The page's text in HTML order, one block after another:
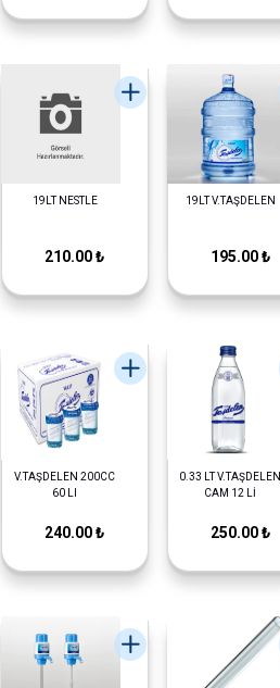
19LT NESTLE
210.00 ₺
19LT V.TAŞDELEN
195.00 ₺
V.TAŞDELEN 200CC
60 LI
240.00 ₺
0.33 LT V.TAŞDELEN
CAM 12 Lİ
250.00 ₺